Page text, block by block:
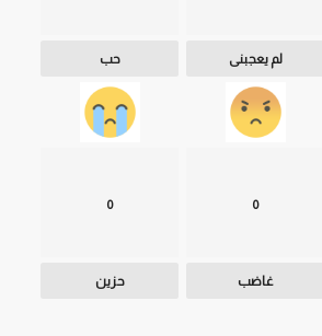
لم يعجبنى حب
0
غاضب
0
حزين